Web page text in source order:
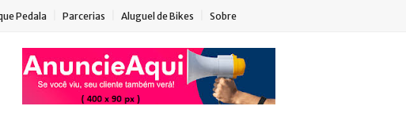
Pedala Parcerias Aluguel de Bikes Sobre